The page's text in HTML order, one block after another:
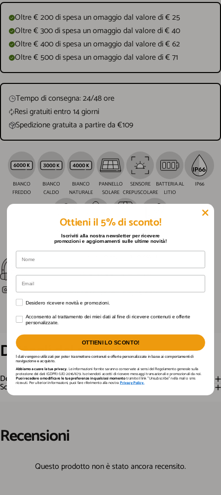
Oltre € 200 di spesa un omaggio dal valore di € 25
Oltre € 300 di spesa un omaggio dal valore di € 40
Oltre € 400 di spesa un omaggio dal valore di € 62
Oltre € 500 di spesa un omaggio dal valore di € 71
Tempo di consegna: 24/48 ore
Resi gratuiti entro 14 giorni
Spedizione gratuita a partire da €109
BIANCO
FREDDO
BIANCO
CALDO
BIANCO
NATURALE
PANNELLO
SOLARE
SENSORE
CREPUSCOLARE
BATTERIA AL
LITIO
IP66
ANNI
TESTATI
GRATIS
SICURI
Qualità garantita nel tempo
Accessori e componenti originali disponibili
Dettaglidelprodotto
Descrizione
Scheda Tecnica
Recensioni
Ottieni il 5% di sconto!
Iscriviti alla nostra newsletter per ricevere
promozioni e aggiornamenti sulle ultime novità!
Nome
Email
Desidero ricevere novità e promozioni.
Desidero ricevere novità e promozioni.
Acconsento al trattamento dei miei dati al fine di ricevere contenuti e offerte
Acconsento al trattamento dei miei dati al fine di ricevere contenuti e offerte
personalizzate.
OTTIENI LO SCONTO!
I dati vengono utilizzati per poter trasmettere contenuti e offerte personalizzate in base ai comportamenti di
navigazione e acquisto.
Abbiamo a cuore la tua privacy.Le informazioni fornite saranno conservate ai sensi del Regolamento generale sulla
protezione dei dati (GDPR) (UE) 2016/679. Iscrivendoti accetti di ricevere messaggi transazionali e promozionali da noi.
Puoi recedere o modificare le tue preferenze in qualsiasi momentotramite il link "Unsubscribe" nella mail o sms
ricevuti. Per ulteriori informazioni, puoi fare riferimento alla nostraPrivacy Policy.